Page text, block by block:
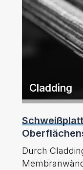
Cladding
Durch